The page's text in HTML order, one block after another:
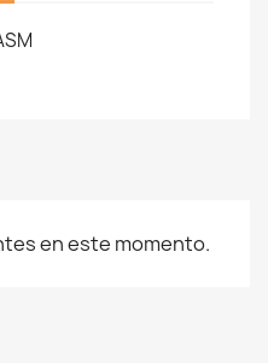
en este momento.